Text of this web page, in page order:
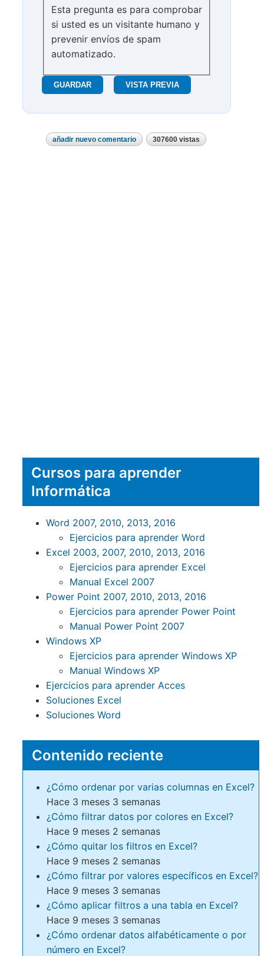
Esta pregunta es para comprobar
si usted es un visitante humano y
prevenir envíos de spam
automatizado.
añadir nuevo comentario 307600 vistas
Cursos para aprender
Informática
Word 2007, 2010, 2013, 2016
Ejercicios para aprender Word
Excel 2003, 2007, 2010, 2013, 2016
Ejercicios para aprender Excel
Manual Excel 2007
Power Point 2007, 2010, 2013, 2016
Ejercicios para aprender Power Point
Manual Power Point 2007
Windows XP
Ejercicios para aprender Windows XP
Manual Windows XP
Ejercicios para aprender Acces
Soluciones Excel
Soluciones Word
Contenido reciente
¿Cómo ordenar por varias columnas en Excel?
Hace 3 meses 3 semanas
¿Cómo filtrar datos por colores en Excel?
Hace 9 meses 2 semanas
¿Cómo quitar los filtros en Excel?
Hace 9 meses 2 semanas
¿Cómo filtrar por valores específicos en Excel?
Hace 9 meses 3 semanas
¿Cómo aplicar filtros a una tabla en Excel?
Hace 9 meses 3 semanas
¿Cómo ordenar datos alfabéticamente o por
número en Excel?